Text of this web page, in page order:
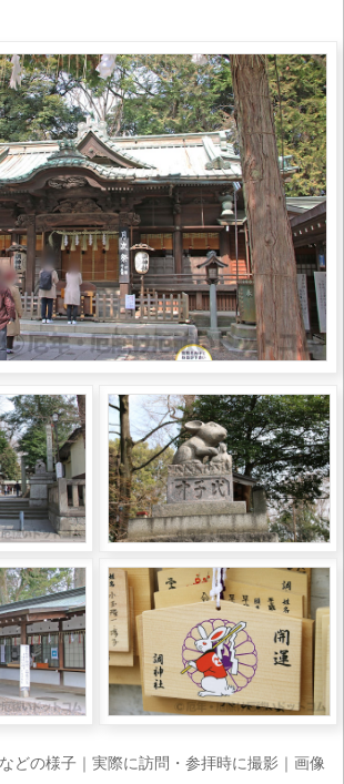
どの様子｜実際に訪問・参拝時に撮影｜画像